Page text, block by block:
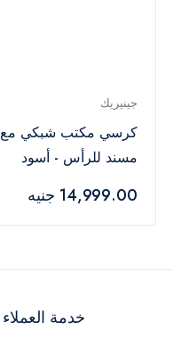
جينيريك
كرسي مكتب شبكي مع
مسند للرأس - أسود
14,999.00 جنيه
خدمة العملاء